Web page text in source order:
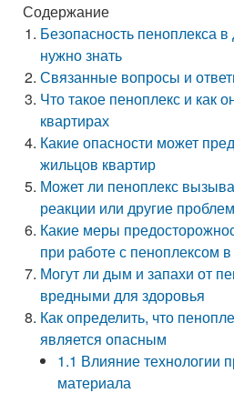
Содержание
Безопасность пеноплекса
нужно знать
Связанные вопросы и
Что такое пеноплекс и как
квартирах
Какие опасности может
жильцов квартир
Может ли пеноплекс
реакции или другие
Какие меры
при работе с пеноплексом
Могут ли дым и запахи от
вредными для здоровья
Как определить, что
является опасным
1.1 Влияние технологии
материала